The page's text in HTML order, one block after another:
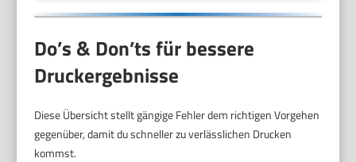
Do’s & Don’ts für bessere
Druckergebnisse
Diese Übersicht stellt gängige Fehler dem richtigen Vorgehen
gegenüber, damit du schneller zu verlässlichen Drucken
kommst.